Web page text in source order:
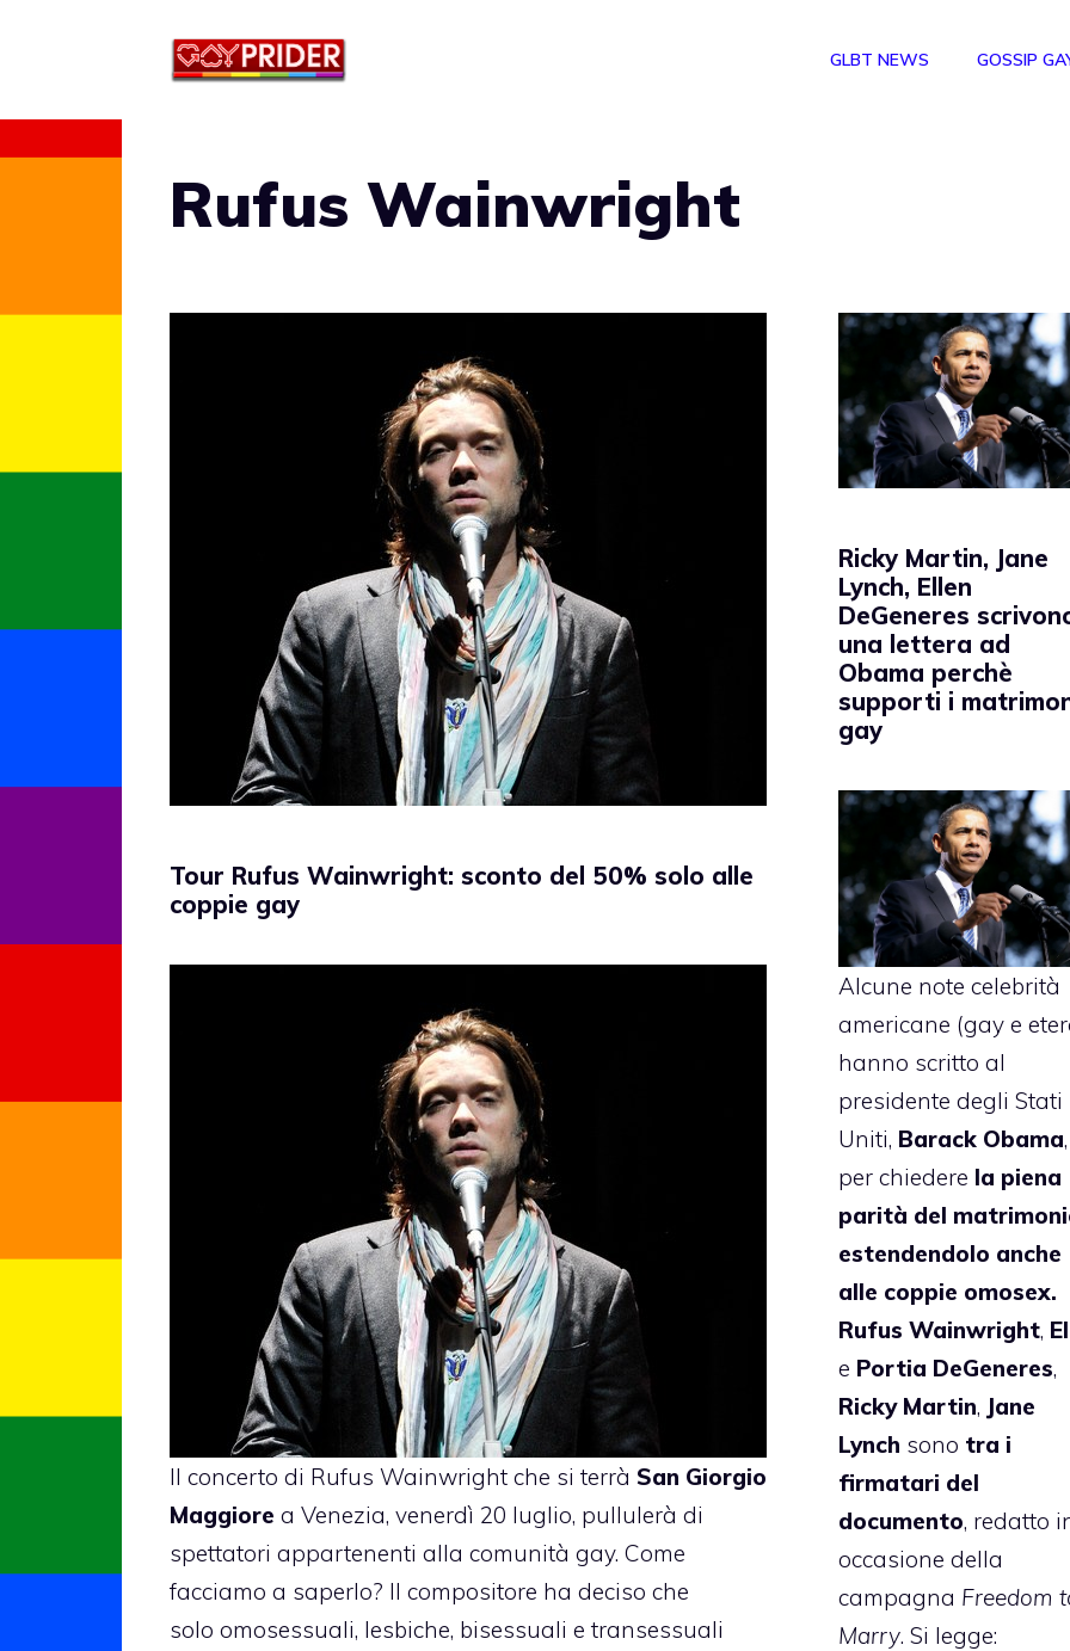
GLBT NEWS GOSSIP
Rufus Wainwright
Tour Rufus Wainwright: sconto del 50% solo alle
coppie gay
Il concerto di Rufus Wainwright che si terrà San Giorgio
Maggiore a Venezia, venerdì 20 luglio, pullulerà di
spettatori appartenenti alla comunità gay. Come
facciamo a saperlo? Il compositore ha deciso che
solo omosessuali, lesbiche, bisessuali e transessuali
Ricky Martin, Jane
Lynch, Ellen
DeGeneres
una lettera ad
Obama perchè
supporti i
gay
Alcune note celebrità
americane (gay e
hanno scritto al
presidente degli Stati
Uniti, Barack Obama,
per chiedere la piena
parità del
estendendolo anche
alle coppie omosex.
Rufus Wainwright,
e Portia DeGeneres,
Ricky Martin, Jane
Lynch sono tra i
firmatari del
documento, redatto
occasione della
campagna Freedom
Marry. Si legge: